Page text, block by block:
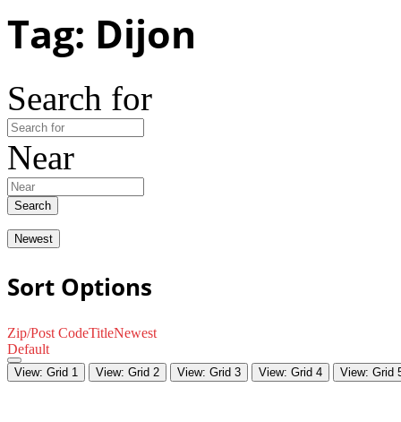
Tag: Dijon
Search for
Near
Search
Newest
Sort Options
Zip/Post CodeTitleNewest
Default
View: Grid 1 View: Grid 2 View: Grid 3 View: Grid 4 View: Grid